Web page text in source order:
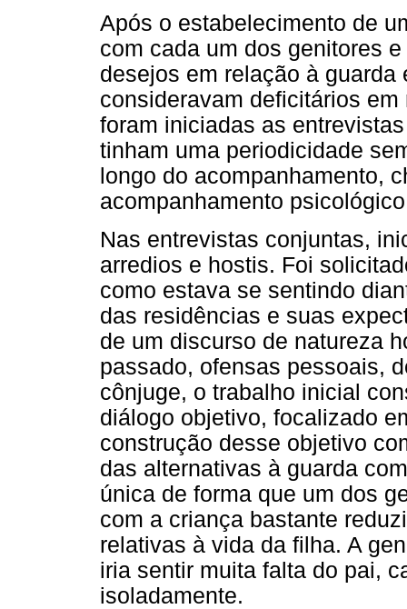
Após o estabelecimento de
com cada um dos genitores
desejos em relação à
consideravam deficitários
foram iniciadas as
tinham uma periodicidade
longo do acompanhamento,
acompanhamento
Nas entrevistas conjuntas,
arredios e hostis. Foi
como estava se sentindo
das residências e suas
de um discurso de natureza
passado, ofensas pessoais,
cônjuge, o trabalho inicial
diálogo objetivo, focalizado
construção desse objetivo
das alternativas à guarda
única de forma que um dos
com a criança bastante
relativas à vida da filha. A
iria sentir muita falta do pai,
isoladamente.